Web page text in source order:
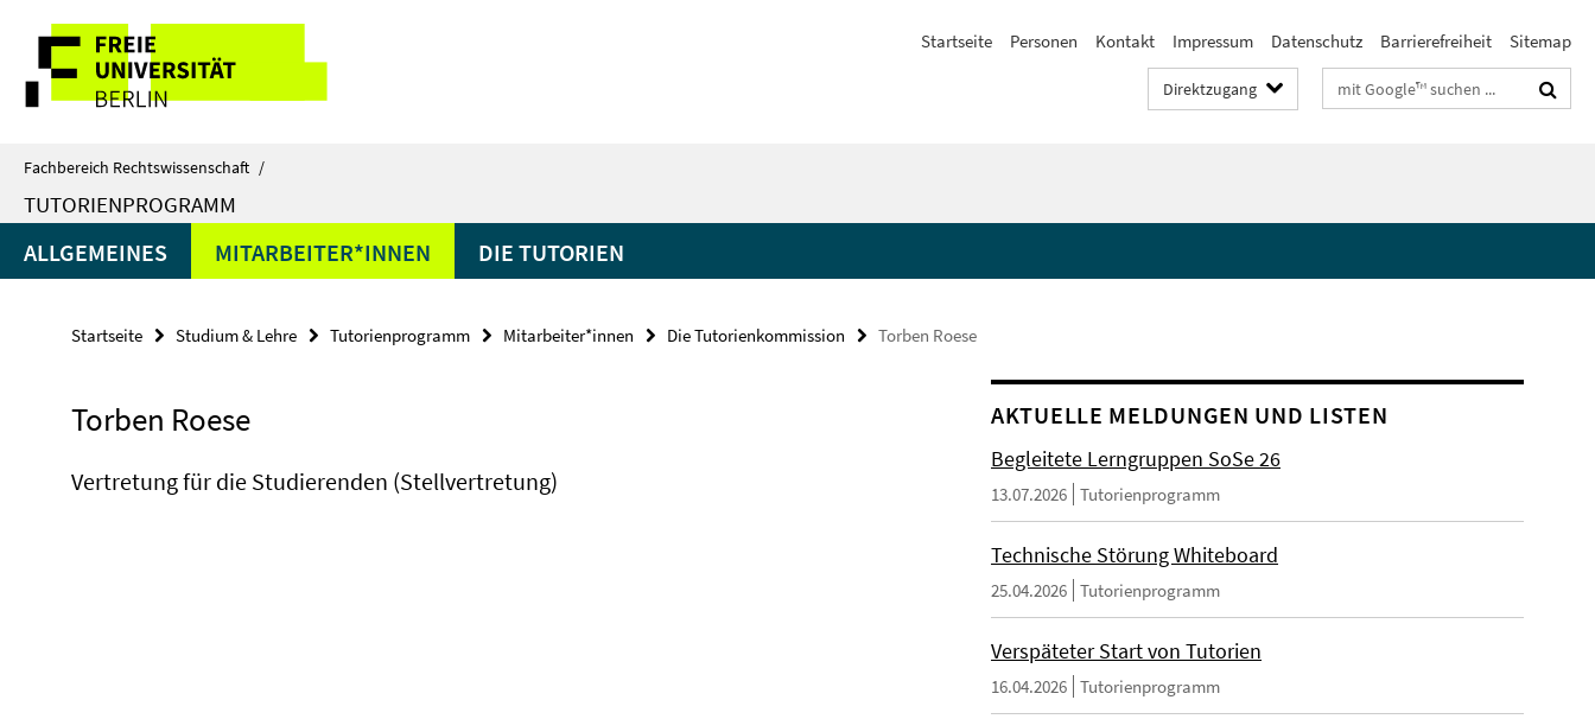
direkt
Inhalt
Service-
Navigation
Startseite Personen Kontakt Impressum Datenschutz Barrierefreiheit Sitemap
Direktzugang Suchbegriffe
Fachbereich Rechtswissenschaft /
TUTORIENPROGRAMM
ALLGEMEINES MITARBEITER*INNEN DIE TUTORIEN
Startseite Studium & Lehre Tutorienprogramm Mitarbeiter*innen Die Tutorienkommission Torben Roese
Torben Roese
Vertretung für die Studierenden (Stellvertretung)
AKTUELLE MELDUNGEN UND LISTEN
Begleitete Lerngruppen SoSe 26
13.07.2026 Tutorienprogramm
Technische Störung Whiteboard
25.04.2026 Tutorienprogramm
Verspäteter Start von Tutorien
16.04.2026 Tutorienprogramm